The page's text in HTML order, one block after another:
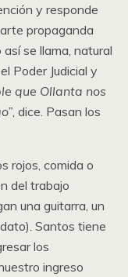
y responde
propaganda
se llama, natural
Poder Judicial y
que Ollanta nos
, dice. Pasan los
rojos, comida o
del trabajo
una guitarra, un
Santos tiene
los
ingreso